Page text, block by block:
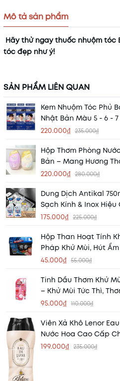
Mô tả sản phẩm
Hãy thử ngay thuốc nhuộm tóc
tóc đẹp như ý!
SẢN PHẨM LIÊN QUAN
Kem Nhuộm Tóc Phủ
Nhật Bản Màu 5 - 6 -
220.000₫ 235.000₫
Hộp Thơm Phòng
Bản – Mang Hương
Gian
220.000₫ 280.000₫
Dung Dịch Antikal
Sạch Kính & Inox Hiệu
175.000₫ 225.000₫
Hộp Than Hoạt Tính
Pháp Khử Mùi, Hút
45.000₫ 55.000₫
Tinh Dầu Thơm Khử
– Khử Mùi Tức Thì,
95.000₫ 110.000₫
Viên Xả Khô Lenor
Nước Hoa Cao Cấp
199.000₫ 235.000₫